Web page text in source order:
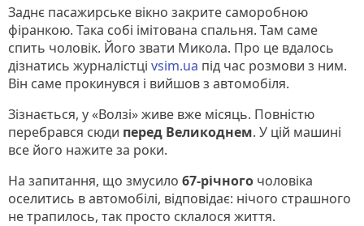
Заднє пасажирське вікно закрите саморобною
фіранкою. Така собі імітована спальня. Там саме
спить чоловік. Його звати Микола. Про це вдалось
дізнатись журналістці vsim.ua під час розмови з ним.
Він саме прокинувся і вийшов з автомобіля.
Зізнається, у «Волзі» живе вже місяць. Повністю
перебрався сюди перед Великоднем. У цій машині
все його нажите за роки.
На запитання, що змусило 67-річного чоловіка
оселитись в автомобілі, відповідає: нічого страшного
не трапилось, так просто склалося життя.